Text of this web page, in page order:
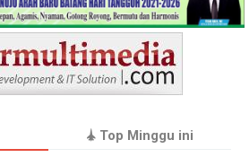
Top Minggu ini